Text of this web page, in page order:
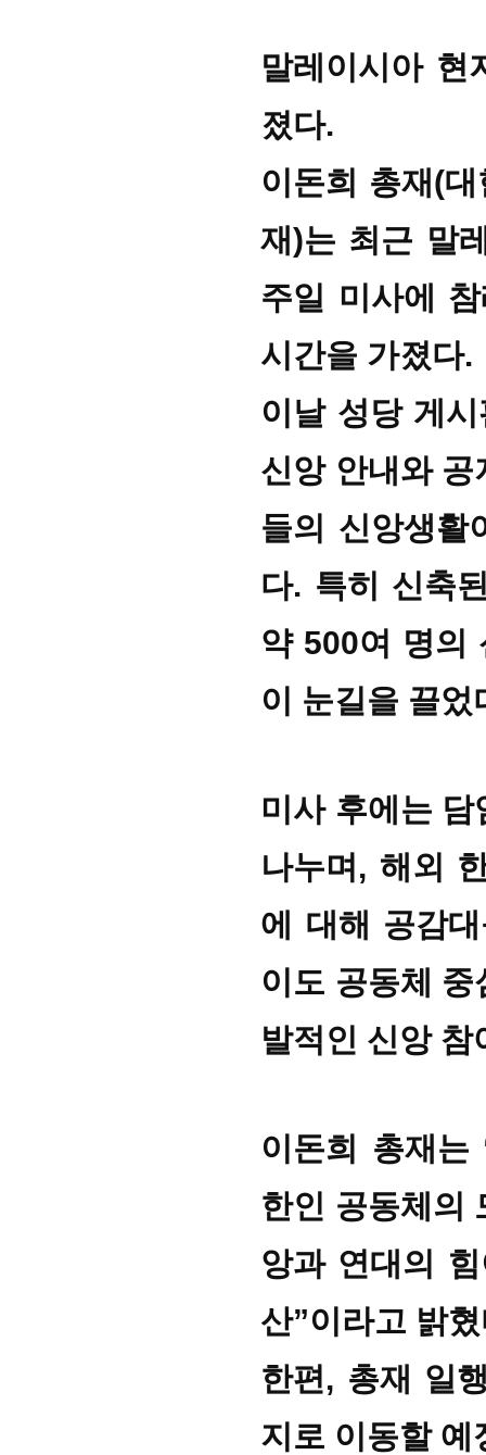
이사장 인사말
임원 현황
연혁·사업실적
역대 이사장
결산 공시
총동창
모교 소
포토뉴
말레이시아 현
졌다.
이돈희 총재(
재)는 최근 말
주일 미사에
시간을 가졌다.
이날 성당 게
신앙 안내와
들의 신앙생활
다. 특히 신축
약 500여 명의
이 눈길을 끌었
미사 후에는
나누며, 해외
에 대해 공감
이도 공동체
발적인 신앙
이돈희 총재는
한인 공동체의
앙과 연대의
산”이라고 밝
한편, 총재 일
지로 이동할 예